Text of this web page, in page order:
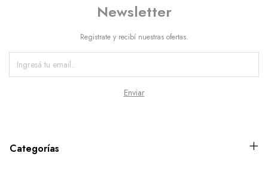
Newsletter
Registrate y recibí nuestras ofertas.
Categorías